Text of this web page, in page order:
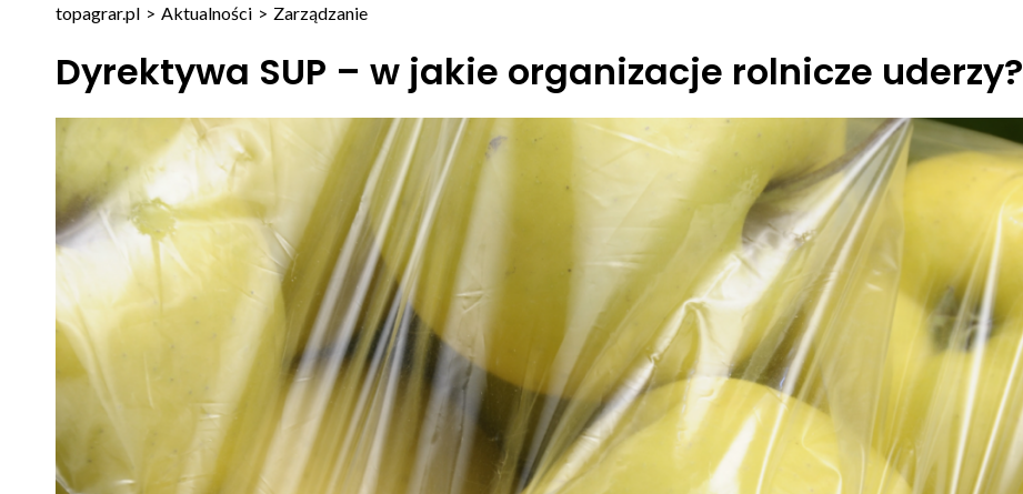
topagrar.pl > Aktualności > Zarządzanie
Dyrektywa SUP – w jakie organizacje rolnicze uderzy?